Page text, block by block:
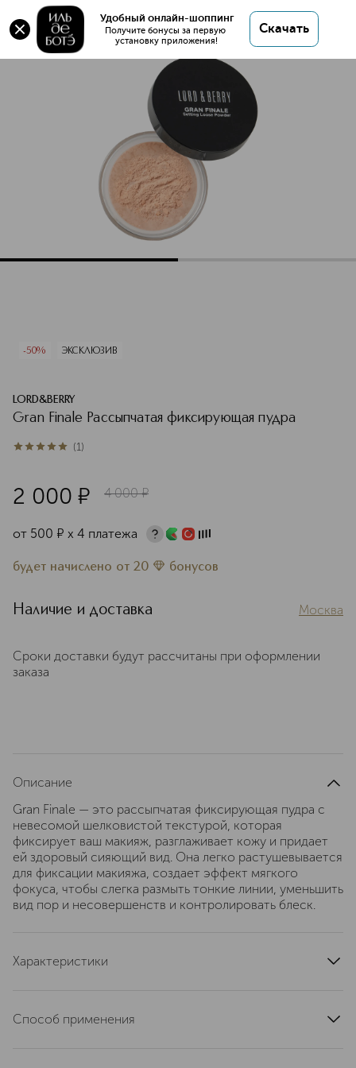
Удобный онлайн-шоппинг
Получите бонусы за первую
установку приложения!
Скачать
Оригинал 💯 Gran Finale Рассыпчатая
фиксирующая пудра купить в интернет магазине
ИЛЬ ДЕ БОТЭ с доставкой.
Gran Finale Рассыпчатая фиксирующая пудра
Характеристики
-50% ЭКСКЛЮЗИВ
LORD&BERRY
Gran Finale Рассыпчатая фиксирующая пудра
5из 51 (1)
2 000 ¤ 4 000 ¤
от 500 ¤ х 4 платежа
будет начислено от 20 бонусов
Наличие и доставка Москва
Сроки доставки будут рассчитаны при оформлении
заказа
Описание
Gran Finale — это рассыпчатая фиксирующая пудра с
невесомой шелковистой текстурой, которая
фиксирует ваш макияж, разглаживает кожу и придает
ей здоровый сияющий вид. Она легко растушевывается
для фиксации макияжа, создает эффект мягкого
фокуса, чтобы слегка размыть тонкие линии, уменьшить
вид пор и несовершенств и контролировать блеск.
Характеристики
Способ применения